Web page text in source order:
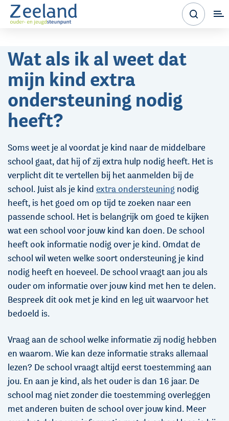
Wat als ik al weet dat
mijn kind extra
ondersteuning nodig
heeft?
Soms weet je al voordat je kind naar de middelbare
school gaat, dat hij of zij extra hulp nodig heeft. Het is
verplicht dit te vertellen bij het aanmelden bij de
school. Juist als je kind extra ondersteuning nodig
heeft, is het goed om op tijd te zoeken naar een
passende school. Het is belangrijk om goed te kijken
wat een school voor jouw kind kan doen. De school
heeft ook informatie nodig over je kind. Omdat de
school wil weten welke soort ondersteuning je kind
nodig heeft en hoeveel. De school vraagt aan jou als
ouder om informatie over jouw kind met hen te delen.
Bespreek dit ook met je kind en leg uit waarvoor het
bedoeld is.
Vraag aan de school welke informatie zij nodig hebben
en waarom. Wie kan deze informatie straks allemaal
lezen? De school vraagt altijd eerst toestemming aan
jou. En aan je kind, als het ouder is dan 16 jaar. De
school mag niet zonder die toestemming overleggen
met anderen buiten de school over jouw kind. Meer